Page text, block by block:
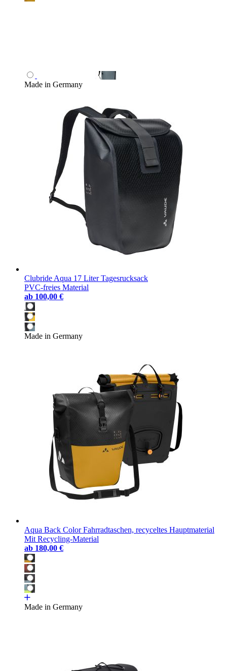
Made in Germany
Clubride Aqua 17 Liter Tagesrucksack
PVC-freies Material
ab 100,00 €
Made in Germany
Aqua Back Color Fahrradtaschen, recyceltes Hauptmaterial
Mit Recycling-Material
ab 180,00 €
Made in Germany